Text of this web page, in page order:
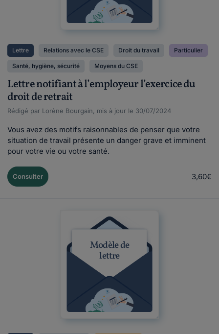
Lettre Relations avec le CSE Droit du travail Particulier
Santé, hygiène, sécurité Moyens du CSE
Lettre notifiant à l’employeur l’exercice du
droit de retrait
Rédigé par Lorène Bourgain, mis à jour le 30/07/2024
Vous avez des motifs raisonnables de penser que votre
situation de travail présente un danger grave et imminent
pour votre vie ou votre santé.
Consulter 3,60€
Modèle de
lettre